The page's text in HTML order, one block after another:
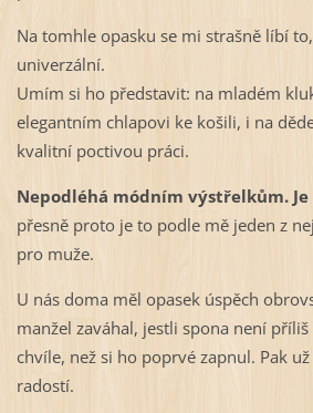
Na tomhle opasku se mi strašně líbí
univerzální.
Umím si ho představit: na mladém
elegantním chlapovi ke košili, i na
kvalitní poctivou práci.
Nepodléhá módním výstřelkům.
přesně proto je to podle mě jeden z
pro muže.
U nás doma měl opasek úspěch
manžel zaváhal, jestli spona není
chvíle, než si ho poprvé zapnul. Pak
radostí.